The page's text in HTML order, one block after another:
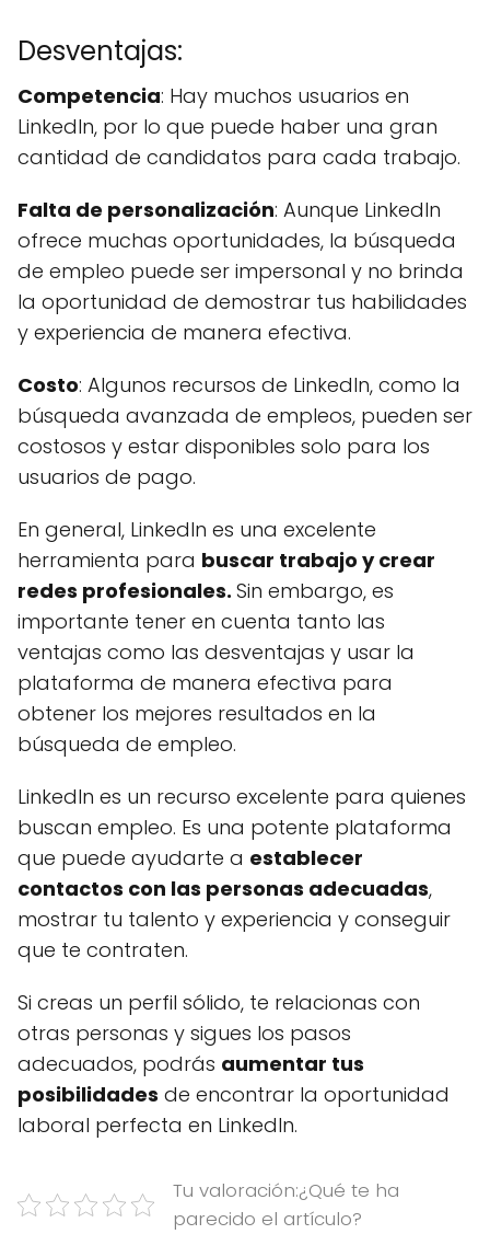
Desventajas:
Competencia: Hay muchos usuarios en
LinkedIn, por lo que puede haber una gran
cantidad de candidatos para cada trabajo.
Falta de personalización: Aunque LinkedIn
ofrece muchas oportunidades, la búsqueda
de empleo puede ser impersonal y no brinda
la oportunidad de demostrar tus habilidades
y experiencia de manera efectiva.
Costo: Algunos recursos de LinkedIn, como la
búsqueda avanzada de empleos, pueden ser
costosos y estar disponibles solo para los
usuarios de pago.
En general, LinkedIn es una excelente
herramienta para buscar trabajo y crear
redes profesionales. Sin embargo, es
importante tener en cuenta tanto las
ventajas como las desventajas y usar la
plataforma de manera efectiva para
obtener los mejores resultados en la
búsqueda de empleo.
LinkedIn es un recurso excelente para quienes
buscan empleo. Es una potente plataforma
que puede ayudarte a establecer
contactos con las personas adecuadas,
mostrar tu talento y experiencia y conseguir
que te contraten.
Si creas un perfil sólido, te relacionas con
otras personas y sigues los pasos
adecuados, podrás aumentar tus
posibilidades de encontrar la oportunidad
laboral perfecta en LinkedIn.
Tu valoración:¿Qué te ha
parecido el artículo?